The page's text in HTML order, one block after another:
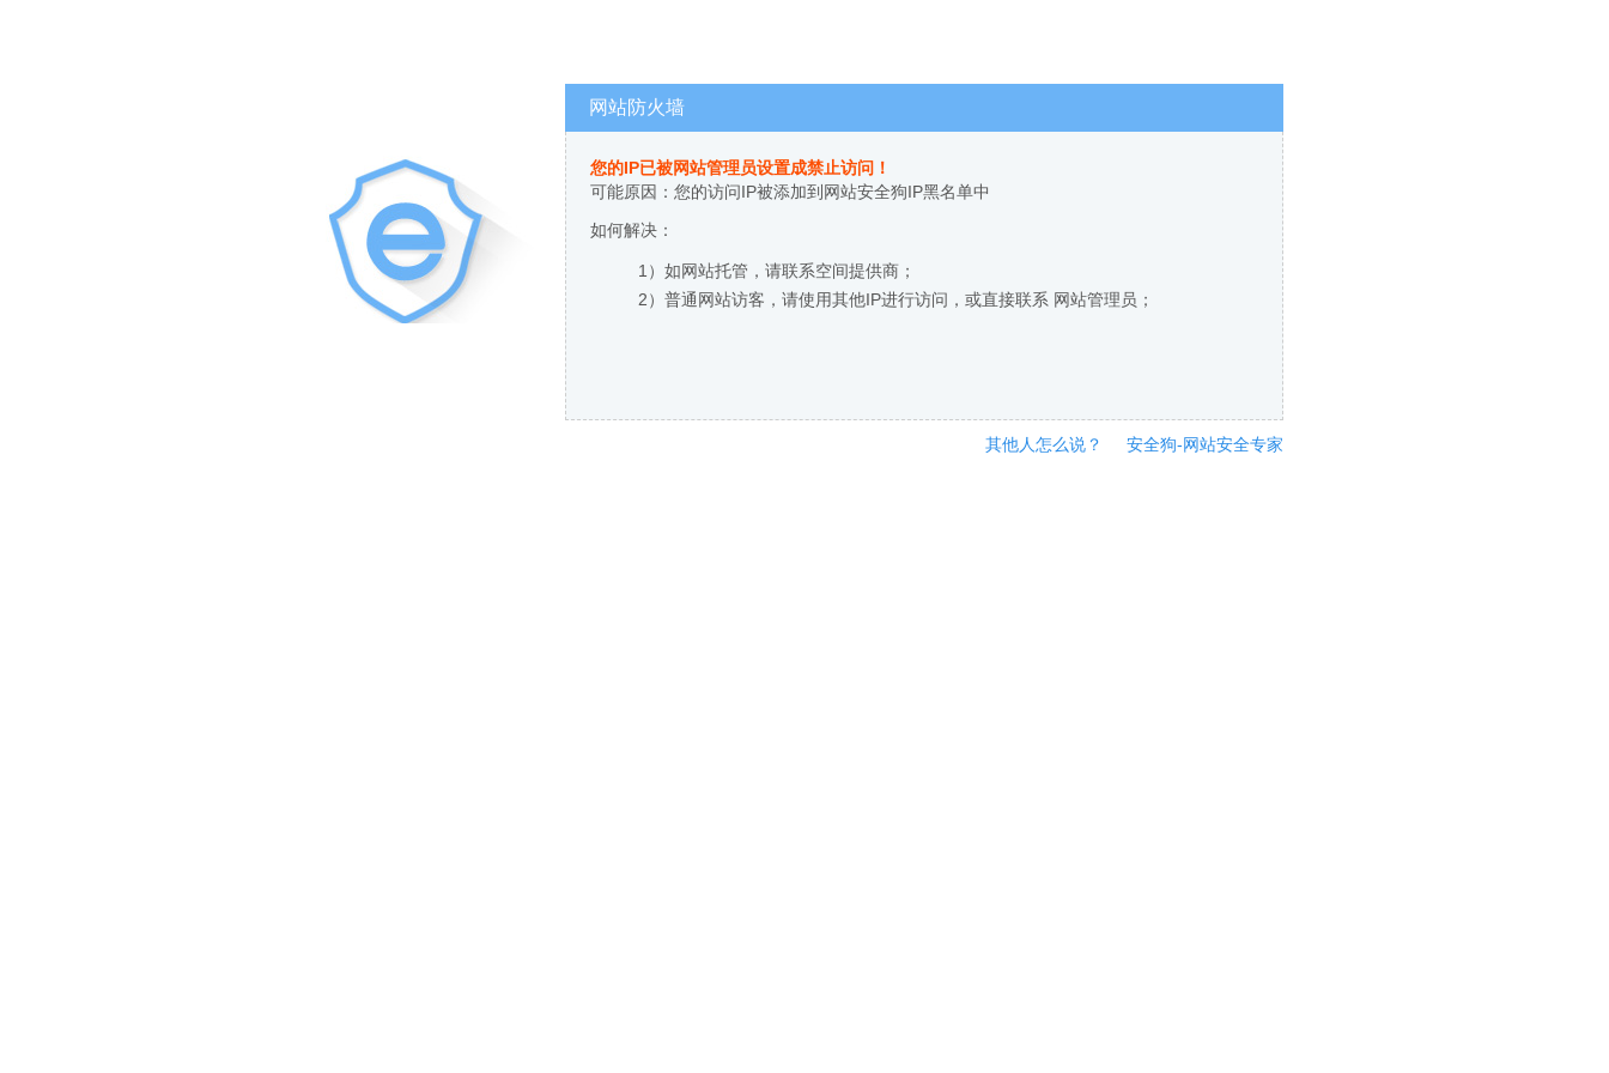
网站防火墙
您的IP已被网站管理员设置成禁止访问！
可能原因：您的访问IP被添加到网站安全狗IP黑名单中
如何解决：
1）如网站托管，请联系空间提供商；
2）普通网站访客，请使用其他IP进行访问，或直接联系 网站管理员；
其他人怎么说？ 安全狗-网站安全专家